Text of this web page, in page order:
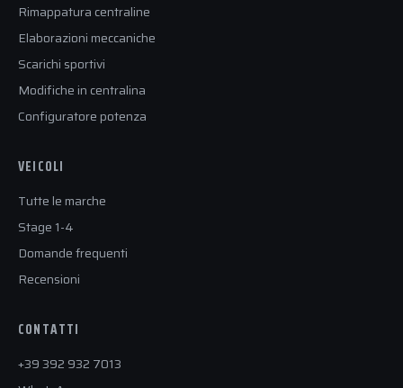
Rimappatura centraline
Elaborazioni meccaniche
Scarichi sportivi
Modifiche in centralina
Configuratore potenza
VEICOLI
Tutte le marche
Stage 1-4
Domande frequenti
Recensioni
CONTATTI
+39 392 932 7013